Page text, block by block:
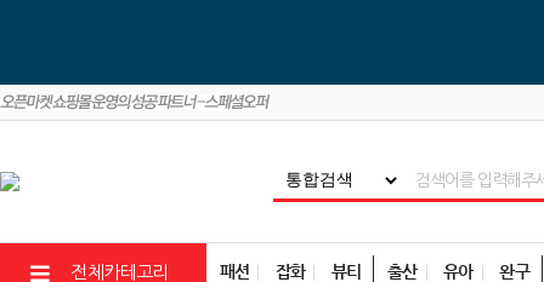
전체카테고리 패션 잡화 뷰티 출산 유아 완구